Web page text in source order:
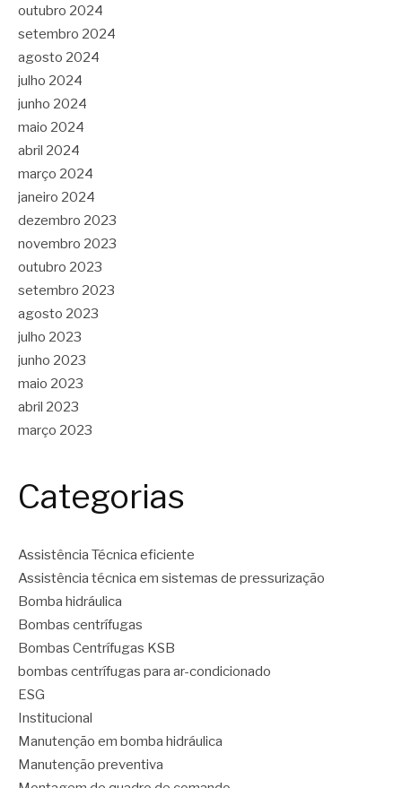
outubro 2024
setembro 2024
agosto 2024
julho 2024
junho 2024
maio 2024
abril 2024
março 2024
janeiro 2024
dezembro 2023
novembro 2023
outubro 2023
setembro 2023
agosto 2023
julho 2023
junho 2023
maio 2023
abril 2023
março 2023
Categorias
Assistência Técnica eficiente
Assistência técnica em sistemas de pressurização
Bomba hidráulica
Bombas centrífugas
Bombas Centrífugas KSB
bombas centrífugas para ar-condicionado
ESG
Institucional
Manutenção em bomba hidráulica
Manutenção preventiva